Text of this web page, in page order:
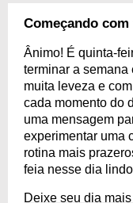
Começando
Ânimo! É quinta-
terminar a semana
muita leveza e
cada momento do
uma mensagem
experimentar uma
rotina mais
feia nesse dia
Deixe seu dia